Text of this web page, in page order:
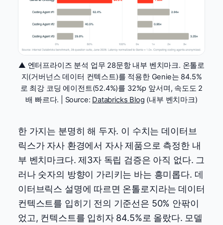
▲ 엔터프라이즈 분석 업무 28문항 내부 벤치마크. 온톨로
지(거버넌스 데이터 컨텍스트)를 적용한 Genie는 84.5%
로 최강 코딩 에이전트(52.4%)를 32%p 앞서며, 속도도 2
배 빠르다. | Source: Databricks Blog (내부 벤치마크)
한 가지는 분명히 해 두자. 이 수치는 데이터브
릭스가 자사 환경에서 자사 제품으로 측정한 내
부 벤치마크다. 제3자 독립 검증은 아직 없다. 그
러나 숫자의 방향이 가리키는 바는 흥미롭다. 데
이터브릭스 설명에 따르면 온톨로지라는 데이터
컨텍스트를 입히기 전의 기준선은 50% 안팎이
었고, 컨텍스트를 입히자 84.5%로 올랐다. 모델